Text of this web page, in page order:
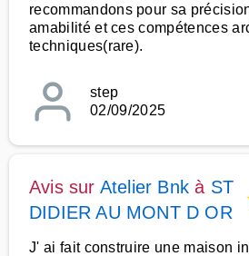
recommandons pour sa
amabilité et ces compétences
techniques(rare).
step
02/09/2025
Avis sur Atelier Bnk à ST
DIDIER AU MONT D OR
J' ai fait construire une maison